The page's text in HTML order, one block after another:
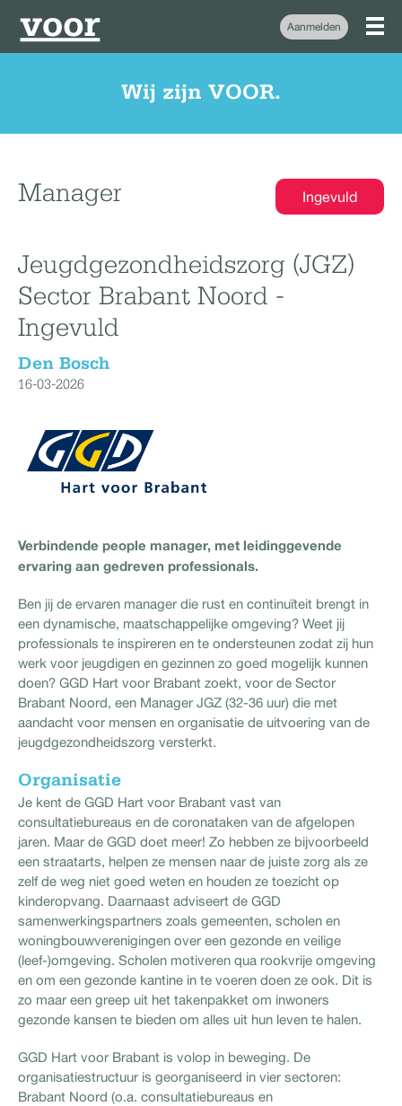
Aanmelden
Wij zijn VOOR.
Ingevuld
Manager
Jeugdgezondheidszorg (JGZ)
Sector Brabant Noord -
Ingevuld
Den Bosch
16-03-2026
Verbindende people manager, met leidinggevende
ervaring aan gedreven professionals.
Ben jij de ervaren manager die rust en continuïteit brengt in
een dynamische, maatschappelijke omgeving? Weet jij
professionals te inspireren en te ondersteunen zodat zij hun
werk voor jeugdigen en gezinnen zo goed mogelijk kunnen
doen? GGD Hart voor Brabant zoekt, voor de Sector
Brabant Noord, een Manager JGZ (32-36 uur) die met
aandacht voor mensen en organisatie de uitvoering van de
jeugdgezondheidszorg versterkt.
Organisatie
Je kent de GGD Hart voor Brabant vast van
consultatiebureaus en de coronataken van de afgelopen
jaren. Maar de GGD doet meer! Zo hebben ze bijvoorbeeld
een straatarts, helpen ze mensen naar de juiste zorg als ze
zelf de weg niet goed weten en houden ze toezicht op
kinderopvang. Daarnaast adviseert de GGD
samenwerkingspartners zoals gemeenten, scholen en
woningbouwverenigingen over een gezonde en veilige
(leef-)omgeving. Scholen motiveren qua rookvrije omgeving
en om een gezonde kantine in te voeren doen ze ook. Dit is
zo maar een greep uit het takenpakket om inwoners
gezonde kansen te bieden om alles uit hun leven te halen.
GGD Hart voor Brabant is volop in beweging. De
organisatiestructuur is georganiseerd in vier sectoren:
Brabant Noord (o.a. consultatiebureaus en